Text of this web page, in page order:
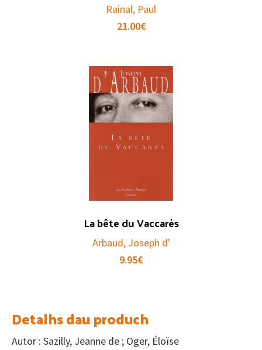
Rainal, Paul
21.00€
La bête du Vaccarès
Arbaud, Joseph d'
9.95€
Detalhs dau produch
Autor : Sazilly, Jeanne de ; Oger, Éloïse